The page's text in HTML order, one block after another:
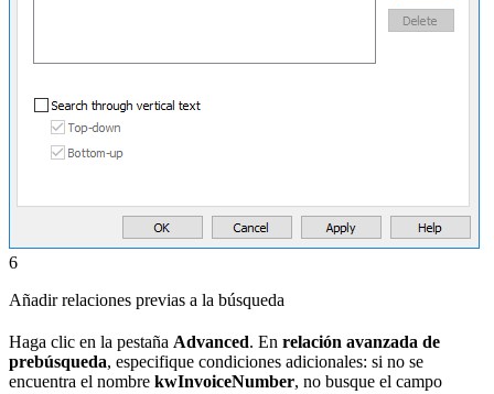
6
Añadir relaciones previas a la búsqueda
Haga clic en la pestaña Advanced. En relación avanzada de
prebúsqueda, especifique condiciones adicionales: si no se
encuentra el nombre kwInvoiceNumber, no busque el campo